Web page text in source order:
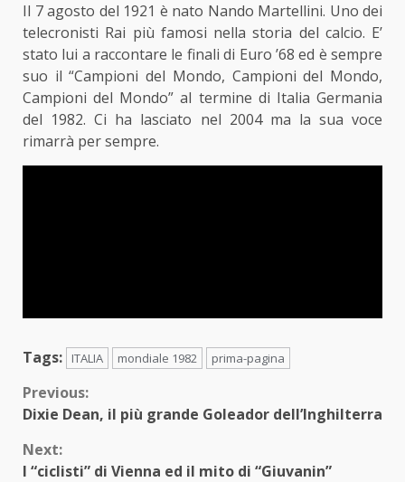
Il 7 agosto del 1921 è nato Nando Martellini. Uno dei
telecronisti Rai più famosi nella storia del calcio. E’
stato lui a raccontare le finali di Euro ’68 ed è sempre
suo il “Campioni del Mondo, Campioni del Mondo,
Campioni del Mondo” al termine di Italia Germania
del 1982. Ci ha lasciato nel 2004 ma la sua voce
rimarrà per sempre.
Tags: ITALIA mondiale 1982 prima-pagina
Continue
Reading
Previous:
Dixie Dean, il più grande Goleador dell’Inghilterra
Next:
I “ciclisti” di Vienna ed il mito di “Giuvanin”